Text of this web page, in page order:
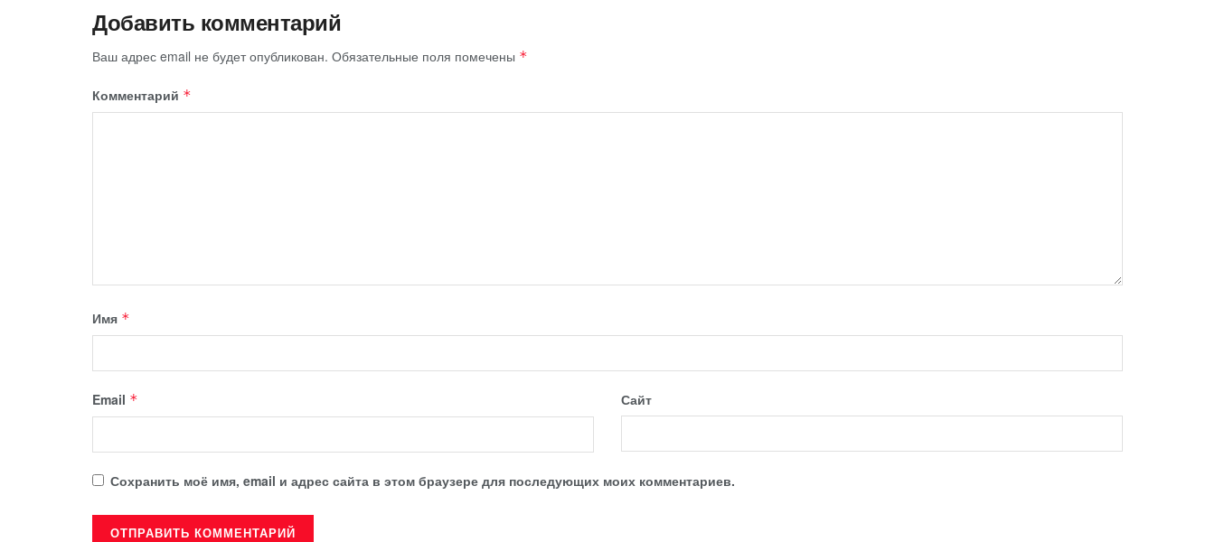
Добавить комментарий
Ваш адрес email не будет опубликован. Обязательные поля помечены *
Комментарий *
Имя *
Email * Сайт
Сохранить моё имя, email и адрес сайта в этом браузере для последующих моих комментариев.